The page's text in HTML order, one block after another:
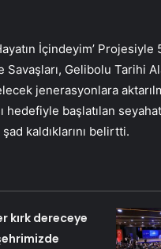
İçindeyim’ Projesiyle
Savaşları, Gelibolu Tarihi
jenerasyonlara
hedefiyle başlatılan
kaldıklarını belirtti.
kırk dereceye